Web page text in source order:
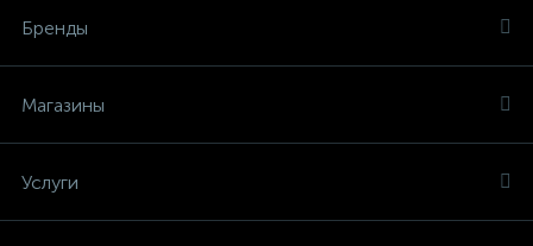
Бренды
Магазины
Услуги